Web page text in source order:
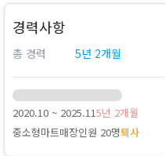
경력사항
총 경력 5년 2개월
2020.10 ~ 2025.115년 2개월
중소형마트매장인원 20명퇴사